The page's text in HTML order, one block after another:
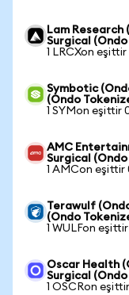
Lam
Surgical
1 LRCXon
Symbotic
(Ondo
1 SYMon eşittir
AMC
Surgical
1 AMCon eşittir
Terawulf
(Ondo
1 WULFon
Oscar Health
Surgical
1 OSCRon